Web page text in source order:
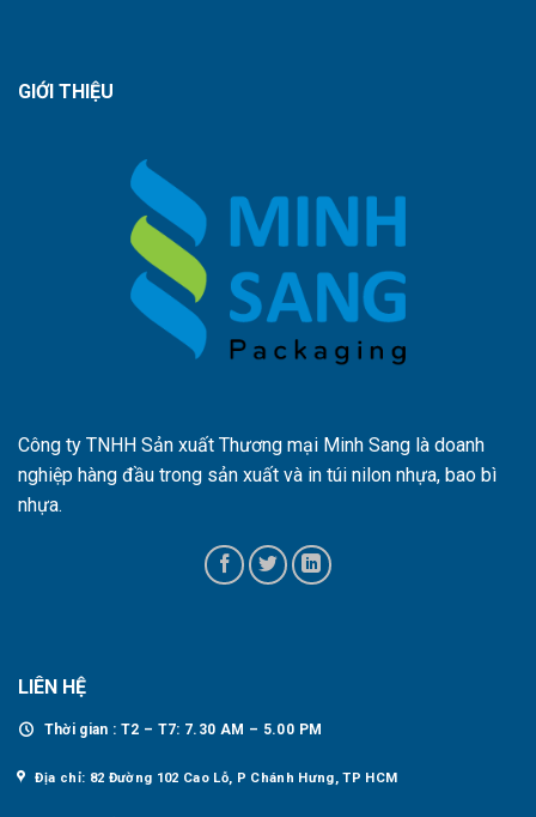
GIỚI THIỆU
Công ty TNHH Sản xuất Thương mại Minh Sang là doanh
nghiệp hàng đầu trong sản xuất và in túi nilon nhựa, bao bì
nhựa.
LIÊN HỆ
Thời gian : T2 – T7: 7.30 AM – 5.00 PM
Địa chỉ: 82 Đường 102 Cao Lỗ, P Chánh Hưng, TP HCM